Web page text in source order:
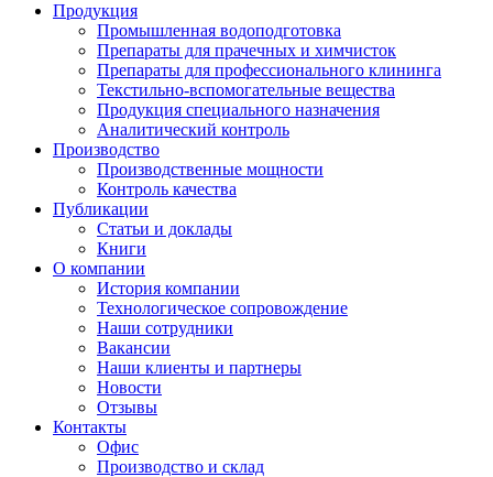
Продукция
Промышленная водоподготовка
Препараты для прачечных и химчисток
Препараты для профессионального клининга
Текстильно-вспомогательные вещества
Продукция специального назначения
Аналитический контроль
Производство
Производственные мощности
Контроль качества
Публикации
Статьи и доклады
Книги
О компании
История компании
Технологическое сопровождение
Наши сотрудники
Вакансии
Наши клиенты и партнеры
Новости
Отзывы
Контакты
Офис
Производство и склад